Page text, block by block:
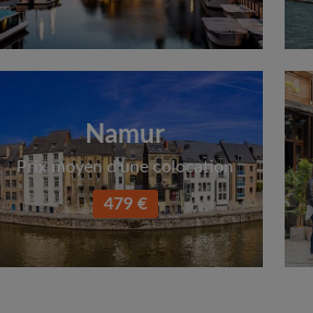
Namur
Prix moyen d'une colocation
479 €